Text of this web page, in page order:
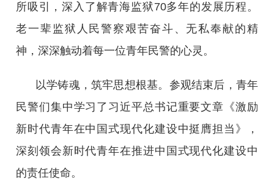
所吸引，深入了解青海监狱70多年的发展历程。
老一辈监狱人民警察艰苦奋斗、无私奉献的精
神，深深触动着每一位青年民警的心灵。
以学铸魂，筑牢思想根基。参观结束后，青年
民警们集中学习了习近平总书记重要文章《激励
新时代青年在中国式现代化建设中挺膺担当》，
深刻领会新时代青年在推进中国式现代化建设中
的责任使命。